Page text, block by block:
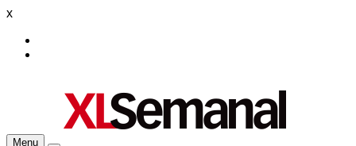
x
Menu